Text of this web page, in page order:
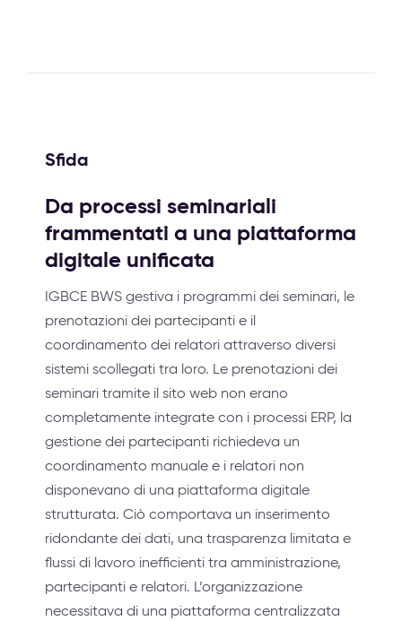
Sfida
Da processi seminariali
frammentati a una piattaforma
digitale unificata
IGBCE BWS gestiva i programmi dei seminari, le
prenotazioni dei partecipanti e il
coordinamento dei relatori attraverso diversi
sistemi scollegati tra loro. Le prenotazioni dei
seminari tramite il sito web non erano
completamente integrate con i processi ERP, la
gestione dei partecipanti richiedeva un
coordinamento manuale e i relatori non
disponevano di una piattaforma digitale
strutturata. Ciò comportava un inserimento
ridondante dei dati, una trasparenza limitata e
flussi di lavoro inefficienti tra amministrazione,
partecipanti e relatori. L’organizzazione
necessitava di una piattaforma centralizzata